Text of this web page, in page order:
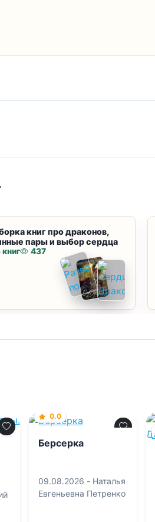
книг про драконов,
пары и выбор сердца
книг
437
0.0
Берсерка
09.08.2026 - Наталья
Евгеньевна Петренко